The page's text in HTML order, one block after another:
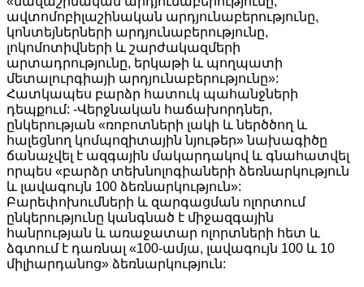
ավտոմոբիլաշինական արդյունաբերությունը,
կոնտեյներների արդյունաբերությունը,
լոկոմոտիվների և շարժակազմերի
արտադրությունը, երկաթի և պողպատի
մետալուրգիայի արդյունաբերությունը»:
Հատկապես բարձր հատուկ պահանջների
դեպքում: -Վերջնական հաճախորդներ,
ընկերության «ռոբոտների լակի և ներծծող և
հալեցնող կոմպոզիտային նյութեր» նախագիծը
ճանաչվել է ազգային մակարդակով և գնահատվել
որպես «բարձր տեխնոլոգիաների ձեռնարկություն
և լավագույն 100 ձեռնարկություն»:
Բարեփոխումների և զարգացման ոլորտում
ընկերությունը կանգնած է միջազգային
հանրության և առաջատար ոլորտների հետ և
ձգտում է դառնալ «100-ամյա, լավագույն 100 և 10
միլիարդանոց» ձեռնարկություն: